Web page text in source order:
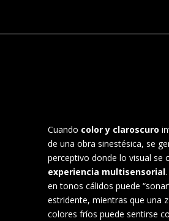
Cuando color y claroscuro
de una obra sinestésica, se
perceptivo donde lo visual se
experiencia multisensorial
en tonos cálidos puede
estridente, mientras que una
colores fríos puede sentirse